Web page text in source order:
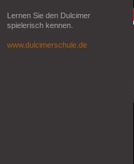
Lernen Sie den Dulcimer
spielerisch kennen.
www.dulcimerschule.de